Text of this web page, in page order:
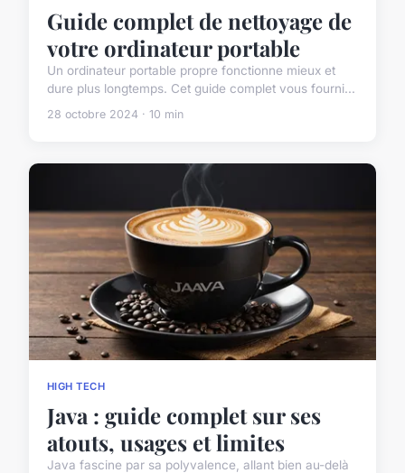
Guide complet de nettoyage de
votre ordinateur portable
Un ordinateur portable propre fonctionne mieux et
dure plus longtemps. Cet guide complet vous fourni...
28 octobre 2024 · 10 min
HIGH TECH
Java : guide complet sur ses
atouts, usages et limites
Java fascine par sa polyvalence, allant bien au-delà